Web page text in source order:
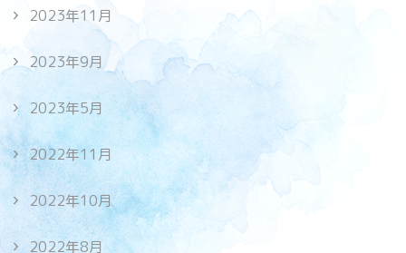
2023年11月
2023年9月
2023年5月
2022年11月
2022年10月
2022年8月